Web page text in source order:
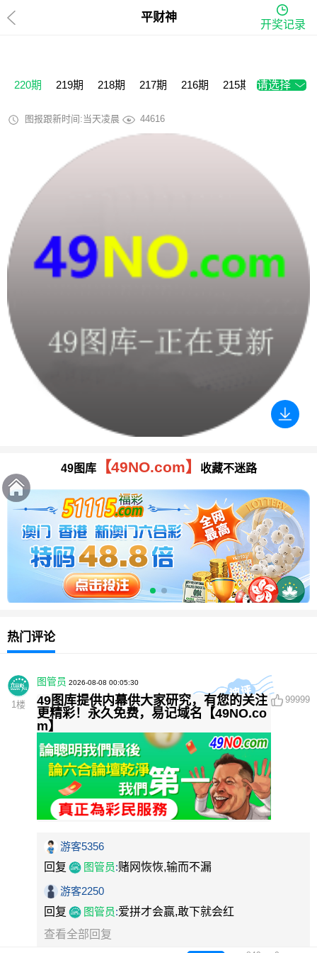
平财神
开奖记录
220期 219期 218期 217期 216期 215期 214期
请选择
图报跟新时间:当天凌晨 44616
49图库【49NO.com】 收藏不迷路
热门评论
1 楼
图管员 2026-08-08 00:05:30
49图库提供内幕供大家研究，有您的关注
更精彩！永久免费，易记域名【49NO.co
m】
99999
游客5356
回复
图管员:赌网恢恢,输而不漏
游客2250
回复
图管员:爱拼才会赢,敢下就会红
查看全部回复